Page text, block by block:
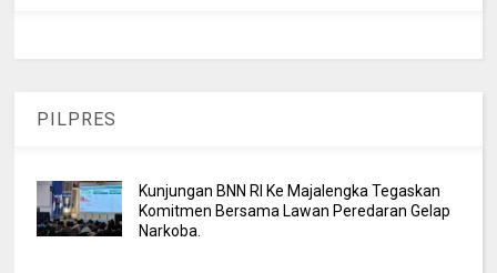
PILPRES
Kunjungan BNN RI Ke Majalengka Tegaskan
Komitmen Bersama Lawan Peredaran Gelap
Narkoba.